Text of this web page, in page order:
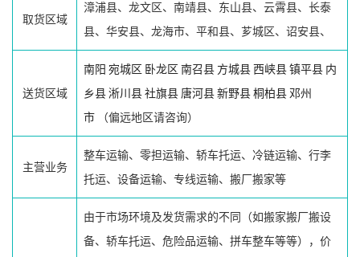
取货区域
漳浦县、龙文区、南靖县、东山县、云霄县、长泰
县、华安县、龙海市、平和县、芗城区、诏安县、
送货区域
南阳 宛城区 卧龙区 南召县 方城县西峡县镇平县 内
乡县淅川县社旗县 唐河县新野县桐柏县邓州
市 （偏远地区请咨询）
主营业务
整车运输、零担运输、轿车托运、冷链运输、行李
托运、设备运输、专线运输、搬厂搬家等
由于市场环境及发货需求的不同（如搬家搬厂搬设
备、轿车托运、危险品运输、拼车整车等等），价